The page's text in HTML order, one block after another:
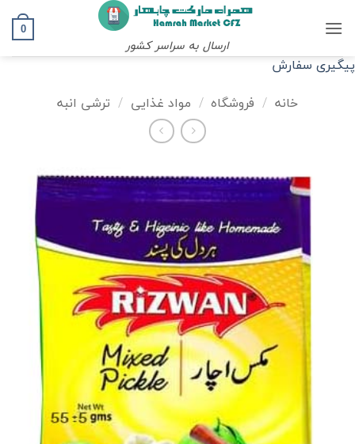
ارسال به سراسر کشور
0
پیگیری سفارش
خانه / فروشگاه / مواد غذایی / ترشی انبه